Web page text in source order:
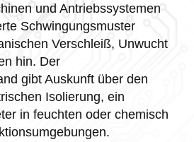
und Antriebssystemen
Schwingungsmuster
Verschleiß, Unwucht
hin. Der
gibt Auskunft über den
Isolierung, ein
in feuchten oder chemisch